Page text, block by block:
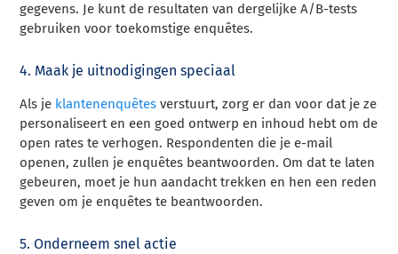
gegevens. Je kunt de resultaten van dergelijke A/B-tests
gebruiken voor toekomstige enquêtes.
4. Maak je uitnodigingen speciaal
Als je klantenenquêtes verstuurt, zorg er dan voor dat je ze
personaliseert en een goed ontwerp en inhoud hebt om de
open rates te verhogen. Respondenten die je e-mail
openen, zullen je enquêtes beantwoorden. Om dat te laten
gebeuren, moet je hun aandacht trekken en hen een reden
geven om je enquêtes te beantwoorden.
5. Onderneem snel actie